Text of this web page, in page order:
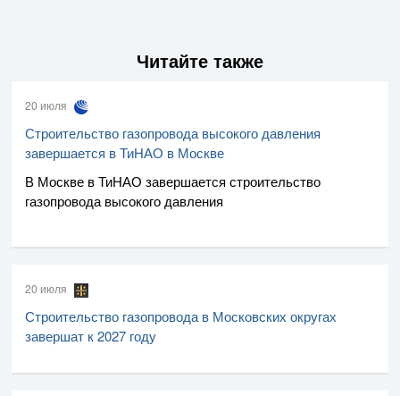
Читайте также
20 июля
Строительство газопровода высокого давления
завершается в ТиНАО в Москве
В Москве в ТиНАО завершается строительство
газопровода высокого давления
20 июля
Строительство газопровода в Московских округах
завершат к 2027 году